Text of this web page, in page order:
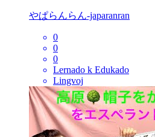
やぱらんらん-japaranran
0
0
0
Lernado k Edukado
Lingvoj